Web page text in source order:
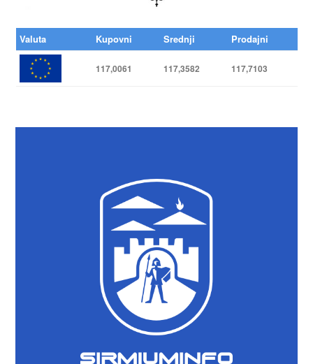
Valuta Kupovni Srednji Prodajni
117,0061 117,3582 117,7103